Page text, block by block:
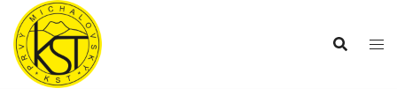
Preskočiť
obsah